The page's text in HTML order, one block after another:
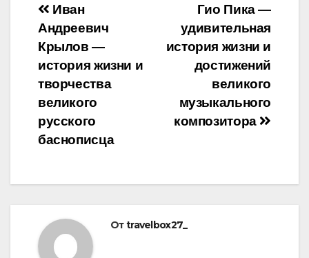
Навигация
по
записям
Гио Пика —
удивительная
история жизни и
достижений
великого
музыкального
композитора
Иван
Андреевич
Крылов —
история жизни и
творчества
великого
русского
баснописца
Отtravelbox27_